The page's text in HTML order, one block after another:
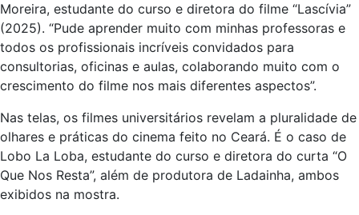
Moreira, estudante do curso e diretora do filme “Lascívia”
(2025). “Pude aprender muito com minhas professoras e
todos os profissionais incríveis convidados para
consultorias, oficinas e aulas, colaborando muito com o
crescimento do filme nos mais diferentes aspectos”.
Nas telas, os filmes universitários revelam a pluralidade de
olhares e práticas do cinema feito no Ceará. É o caso de
Lobo La Loba, estudante do curso e diretora do curta “O
Que Nos Resta”, além de produtora de Ladainha, ambos
exibidos na mostra.